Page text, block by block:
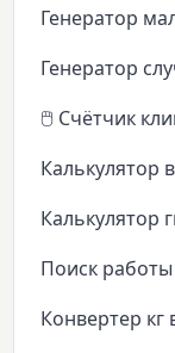
Генератор
Генератор
🖱️ Счётчик
Калькулятор
Калькулятор
Поиск работы
Конвертер кг